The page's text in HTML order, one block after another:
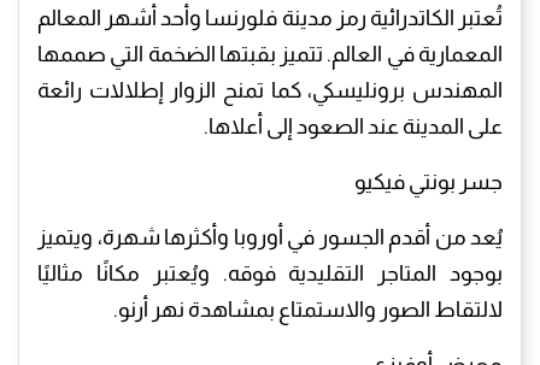
تُعتبر الكاتدرائية رمز مدينة فلورنسا وأحد أشهر المعالم
المعمارية في العالم. تتميز بقبتها الضخمة التي صممها
المهندس برونليسكي، كما تمنح الزوار إطلالات رائعة
على المدينة عند الصعود إلى أعلاها.
جسر بونتي فيكيو
يُعد من أقدم الجسور في أوروبا وأكثرها شهرة، ويتميز
بوجود المتاجر التقليدية فوقه. ويُعتبر مكانًا مثاليًا
لالتقاط الصور والاستمتاع بمشاهدة نهر أرنو.